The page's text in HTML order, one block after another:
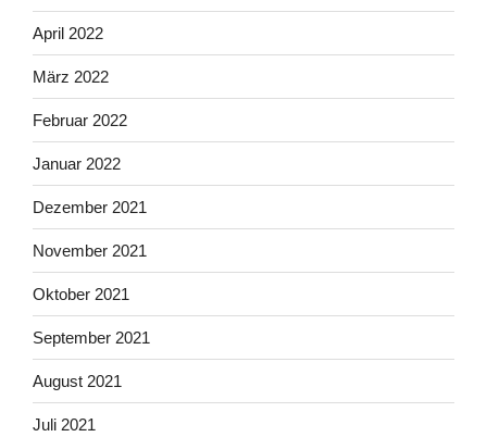
April 2022
März 2022
Februar 2022
Januar 2022
Dezember 2021
November 2021
Oktober 2021
September 2021
August 2021
Juli 2021